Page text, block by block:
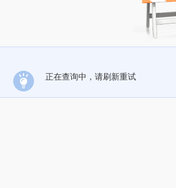
正在查询中，请刷新重试